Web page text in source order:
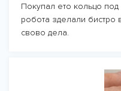
Покупал ето кольцо
робота зделали бистро
свово дела.